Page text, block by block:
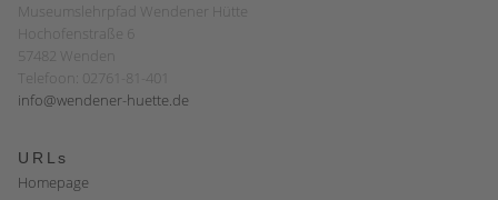
Museumslehrpfad Wendener Hütte
Hochofenstraße 6
57482 Wenden
Telefoon: 02761-81-401
info@wendener-huette.de
URLs
Homepage